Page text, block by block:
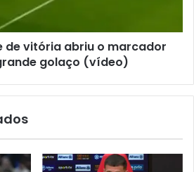
de vitória abriu o marcador
golaço (vídeo)